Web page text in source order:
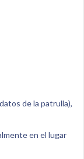
de la patrulla),
en el lugar